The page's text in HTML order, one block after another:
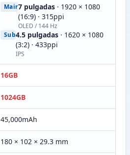
Main7 pulgadas · 1920 × 1080
(16:9) · 315ppi
OLED / 144 Hz
Sub4.5 pulgadas · 1620 × 1080
(3:2) · 433ppi
IPS
16GB
1024GB
45,000mAh
180 × 102 × 29.3 mm